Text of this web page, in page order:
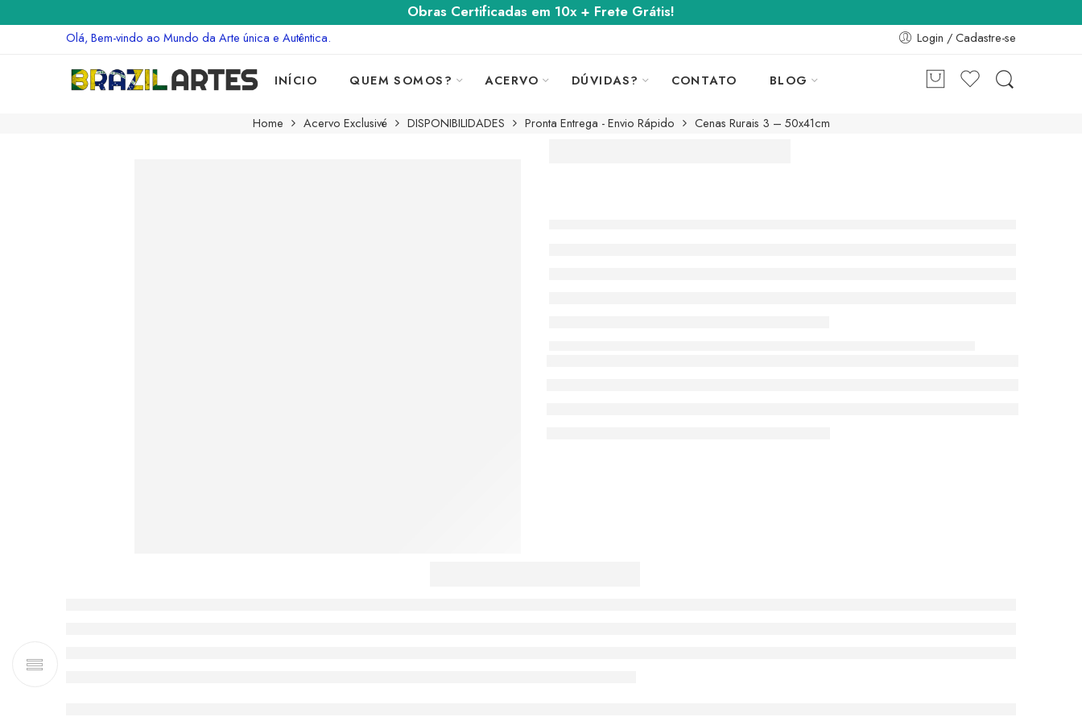
Obras Certificadas em 10x + Frete Grátis!
Olá, Bem-vindo ao Mundo da Arte única e Autêntica. Login / Cadastre-se
INÍCIO QUEM SOMOS? ACERVO DÚVIDAS? CONTATO BLOG
Home Acervo Exclusivé DISPONIBILIDADES Pronta Entrega - Envio Rápido Cenas Rurais 3 – 50x41cm